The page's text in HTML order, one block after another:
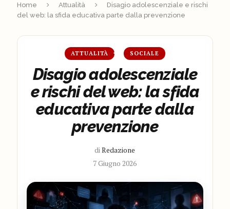
Home Attualità
Disagio adolescenziale e rischi
del web: la sfida educativa parte dalla prevenzione
ATTUALITÀ SOCIALE
Disagio adolescenziale
e rischi del web: la sfida
educativa parte dalla
prevenzione
diRedazione
7 Giugno 2026